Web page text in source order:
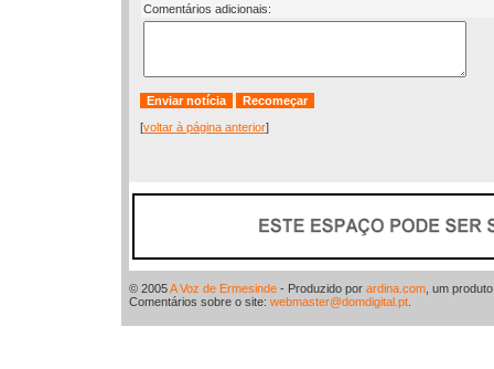
Comentários adicionais:
[voltar à página anterior]
© 2005A Voz de Ermesinde - Produzido por ardina.com , um
Comentários sobre o site: webmaster@domdigital.pt